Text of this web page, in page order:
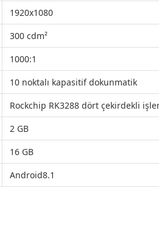
1920x1080
300 cdm²
1000:1
10 noktalı kapasitif dokunmatik
Rockchip RK3288 dört çekirdekli
2 GB
16 GB
Android8.1